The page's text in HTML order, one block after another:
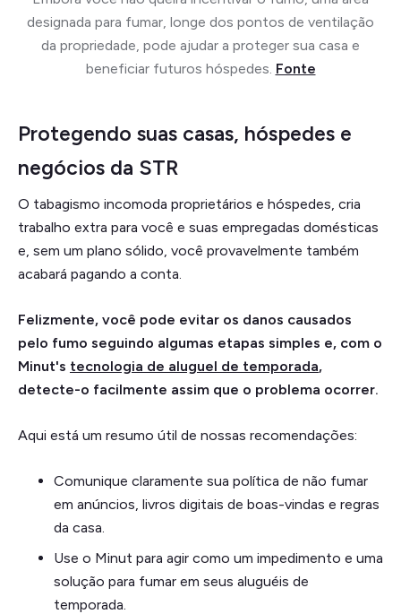
designada para fumar, longe dos pontos de ventilação
da propriedade, pode ajudar a proteger sua casa e
beneficiar futuros hóspedes. Fonte
Protegendo suas casas, hóspedes e
negócios da STR
O tabagismo incomoda proprietários e hóspedes, cria
trabalho extra para você e suas empregadas domésticas
e, sem um plano sólido, você provavelmente também
acabará pagando a conta.
Felizmente, você pode evitar os danos causados
pelo fumo seguindo algumas etapas simples e, com o
Minut's tecnologia de aluguel de temporada,
detecte-o facilmente assim que o problema ocorrer.
Aqui está um resumo útil de nossas recomendações:
Comunique claramente sua política de não fumar
em anúncios, livros digitais de boas-vindas e regras
da casa.
Use o Minut para agir como um impedimento e uma
solução para fumar em seus aluguéis de
temporada.